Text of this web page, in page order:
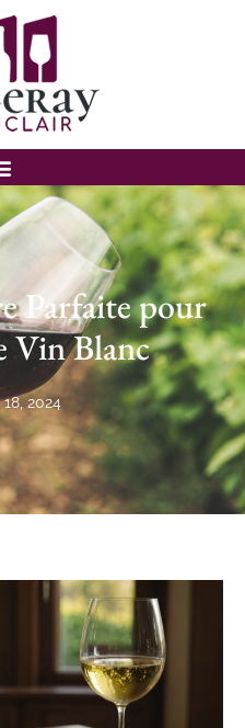
Parfaite pour
Vin Blanc
2024